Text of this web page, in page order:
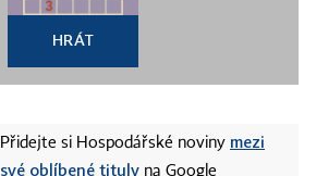
HRÁT
Přidejte si Hospodářské noviny mezi
své oblíbené tituly na Google